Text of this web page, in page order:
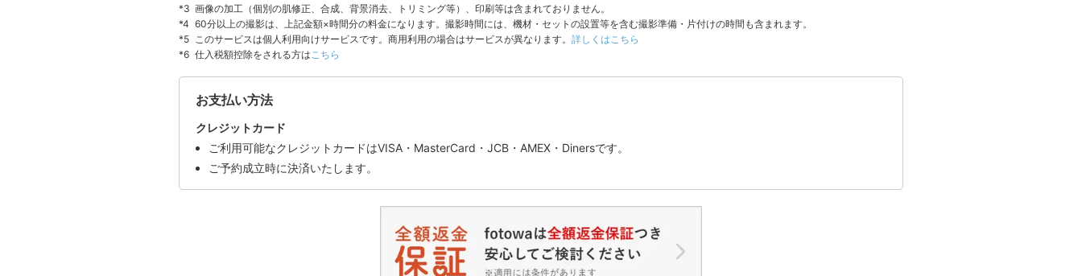
画像の加工（個別の肌修正、合成、背景消去、トリミング等）、印刷等は含まれておりません。
60分以上の撮影は、上記金額×時間分の料金になります。撮影時間には、機材・セットの設置等を含む撮影準備・片付けの時間も含まれます。
このサービスは個人利用向けサービスです。商用利用の場合はサービスが異なります。 詳しくはこちら
仕入税額控除をされる方は こちら
お支払い方法
クレジットカード
ご利用可能なクレジットカードはVISA・MasterCard・JCB・AMEX・Dinersです。
ご予約成立時に決済いたします。